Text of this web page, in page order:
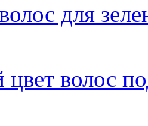
для
цвет волос